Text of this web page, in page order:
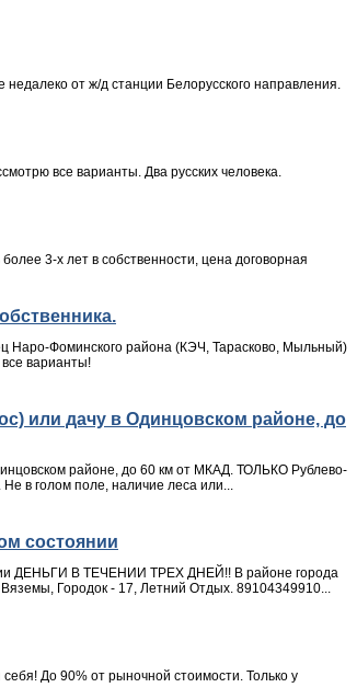
недалеко от ж/д станции Белорусского направления.
все варианты. Два русских человека.
3-х лет в собственности, цена договорная
Наро-Фоминского района (КЭЧ, Тарасково, Мыльный)
варианты!
или дачу в Одинцовском районе, до
районе, до 60 км от МКАД. ТОЛЬКО Рублево-
в голом поле, наличие леса или...
состоянии
ДЕНЬГИ В ТЕЧЕНИИ ТРЕХ ДНЕЙ!! В районе города
Городок - 17, Летний Отдых. 89104349910...
До 90% от рыночной стоимости. Только у